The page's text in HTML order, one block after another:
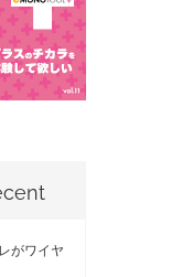
がワイヤ